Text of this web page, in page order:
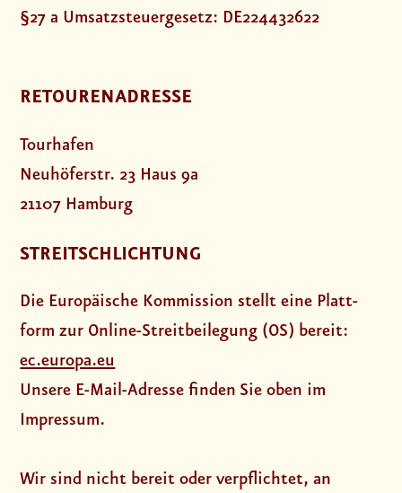
§27 a Umsatz­steu­er­ge­setz: DE224432622
RETOURENADRESSE
Tourhafen
Neuhöferstr. 23 Haus 9a
21107 Hamburg
STREITSCHLICHTUNG
Die Euro­päi­sche Kom­mis­si­on stellt eine Platt­
form zur Online-Streit­bei­le­gung (OS) bereit:
ec.europa.eu
Unse­re E-Mail-Adres­se fin­den Sie oben im
Impres­sum.
Wir sind nicht bereit oder ver­pflich­tet, an